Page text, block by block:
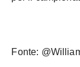
Fonte: